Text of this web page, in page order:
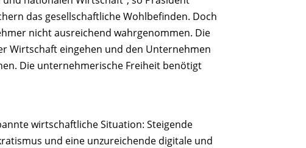
das gesellschaftliche Wohlbefinden. Doch
nicht ausreichend wahrgenommen. Die
Wirtschaft eingehen und den Unternehmen
Die unternehmerische Freiheit benötigt
wirtschaftliche Situation: Steigende
und eine unzureichende digitale und